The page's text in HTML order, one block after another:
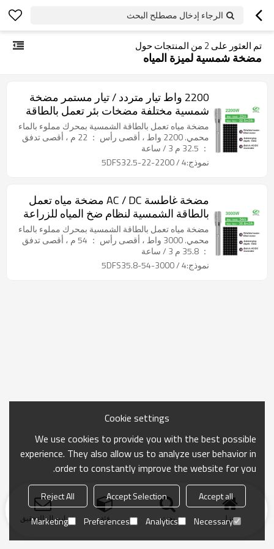
الرجاء إدخال مصطلح البحث
تم العثور على 2 من المنتجات حول
مضخة شمسية لميزة المياه
2200 واط تيار متردد / تيار مستمر مضخة
شمسية مختلفة مضخات بئر تعمل بالطاقة
الشمسية نظام ضخ المياه بالطاقة الشمسية
مضخة مياه تعمل بالطاقة الشمسية للزراعة
مضخة مياه تعمل بالطاقة الشمسية بمحرك مملوء بالماء
محمي. 2200 واط ، أقصى رأس ： 22 م ، أقصى تدفق
： 32.5 م 3 / ساعة
نموذج:4 / 5DFS32.5-22-2200
مضخة غاطسة AC / DC مضخة مياه تعمل
بالطاقة الشمسية لنظام ضخ المياه للزراعة
مضخة مياه غاطسة تعمل بالطاقة الشمسية
مضخة مياه تعمل بالطاقة الشمسية بمحرك مملوء بالماء
محمي. 3000 واط ، أقصى رأس ： 54 م ، أقصى تدفق
： 35.8 م 3 / ساعة
نموذج:4 / 5DFS35.8-54-3000
منزل بحث فئة ارسال التحقيق
Cookie settings
We use cookies to provide you with the best possible
experience. They also allow us to analyze user behavior in
order to constantly improve the website for you.
Accept all
Accept Selection
Reject All
Necessary
Analytics
Preferences
Marketing